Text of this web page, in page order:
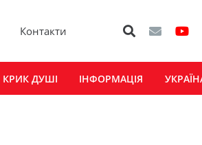
Контакти
КРИК ДУШІ ІНФОРМАЦІЯ